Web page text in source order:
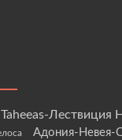
Taheeas-Лествиция
Адония-Невея-